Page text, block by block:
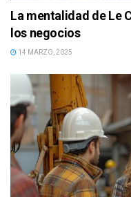
La mentalidad de Le
los negocios
14 MARZO, 2025